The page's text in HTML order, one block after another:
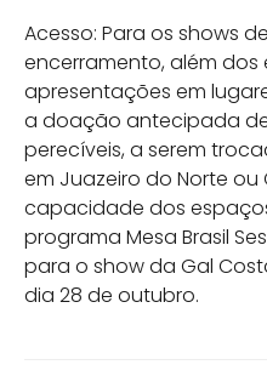
Acesso: Para os shows
encerramento, além dos
apresentações em
a doação antecipada
perecíveis, a serem
em Juazeiro do Norte
capacidade dos
programa Mesa Brasil
para o show da Gal
dia 28 de outubro.